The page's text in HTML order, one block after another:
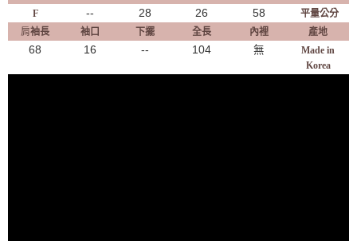
F
-- 28 26 58
平量公分
肩袖長 袖口 下擺 全長 內裡 產地
68 16 -- 104 無
Made in
Korea